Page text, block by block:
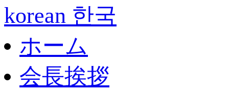
korean 한국
ホーム
会長挨拶